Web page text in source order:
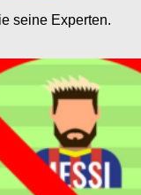
seine Experten.